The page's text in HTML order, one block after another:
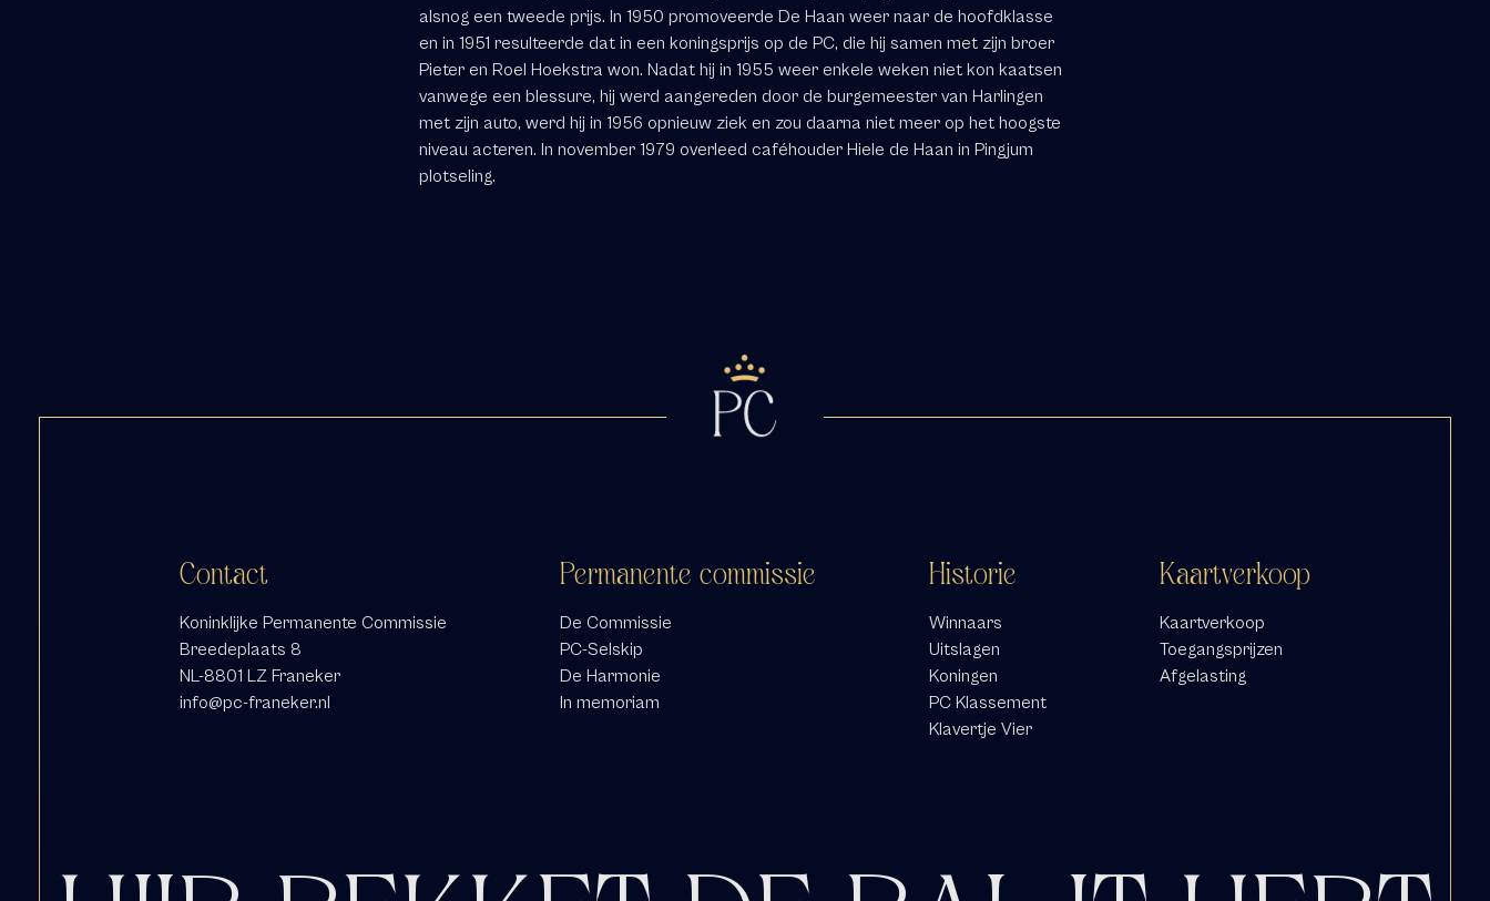
alsnog een tweede prijs. In 1950 promoveerde De Haan weer naar de hoofdklasse
en in 1951 resulteerde dat in een koningsprijs op de PC, die hij samen met zijn broer
Pieter en Roel Hoekstra won. Nadat hij in 1955 weer enkele weken niet kon kaatsen
vanwege een blessure, hij werd aangereden door de burgemeester van Harlingen
met zijn auto, werd hij in 1956 opnieuw ziek en zou daarna niet meer op het hoogste
niveau acteren. In november 1979 overleed caféhouder Hiele de Haan in Pingjum
plotseling.
Contact
Koninklijke Permanente Commissie
Breedeplaats 8
NL-8801 LZ Franeker
info@pc-franeker.nl
Permanente commissie
De Commissie
PC-Selskip
De Harmonie
In memoriam
Historie
Winnaars
Uitslagen
Koningen
PC Klassement
Klavertje Vier
Kaartverkoop
Kaartverkoop
Toegangsprijzen
Afgelasting